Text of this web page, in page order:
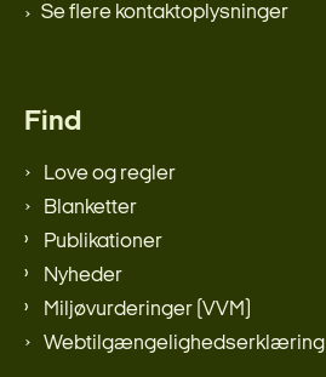
Se flere kontaktoplysninger
Find
Love og regler
Blanketter
Publikationer
Nyheder
Miljøvurderinger (VVM)
Webtilgængelighedserklæring